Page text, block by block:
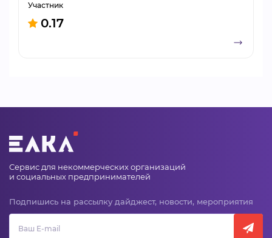
Участник
0.17
Сервис для некоммерческих организаций
и социальных предпринимателей
Подпишись на рассылку дайджест, новости, мероприятия